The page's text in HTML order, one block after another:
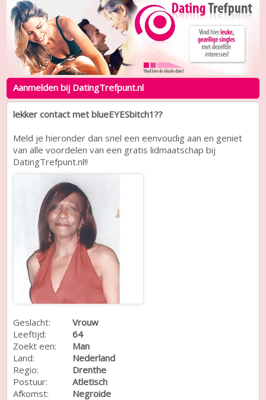
Aanmelden bij DatingTrefpunt.nl
lekker contact met blueEYESbitch1??
Meld je hieronder dan snel een eenvoudig aan en geniet
van alle voordelen van een gratis lidmaatschap bij
DatingTrefpunt.nl!!
Geslacht:
Vrouw
Leeftijd:
64
Zoekt een:
Man
Land:
Nederland
Regio:
Drenthe
Postuur:
Atletisch
Afkomst:
Negroide